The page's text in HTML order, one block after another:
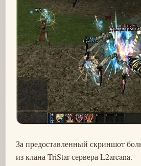
За предоставленный скриншот
из клана TriStar сервера L2arcana.